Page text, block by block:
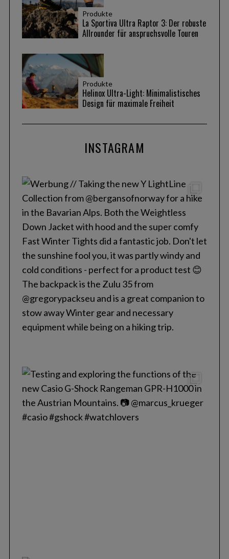
Produkte
La Sportiva Ultra Raptor 3: Der robuste
Allrounder für anspruchsvolle Touren
Produkte
Helinox Ultra-Light: Minimalistisches
Design für maximale Freiheit
INSTAGRAM